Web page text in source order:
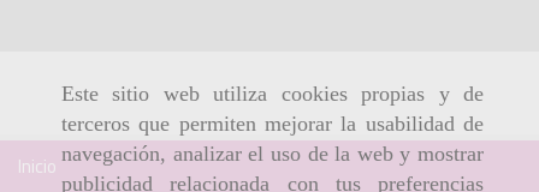
Este sitio web utiliza cookies propias y de
terceros que permiten mejorar la usabilidad de
navegación, analizar el uso de la web y mostrar
publicidad relacionada con tus preferencias
Inicio